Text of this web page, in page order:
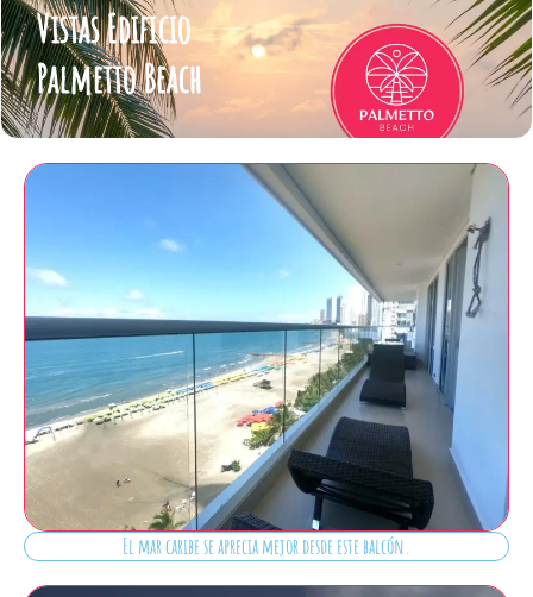
Vistas Edificio
Palmetto Beach
El mar caribe se aprecia mejor desde este balcón.